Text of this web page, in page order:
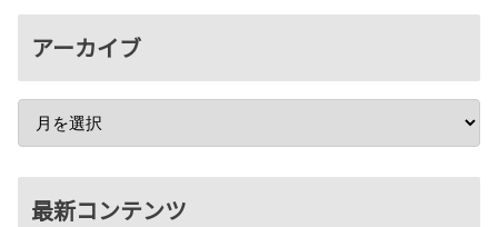
アーカイブ
最新コンテンツ